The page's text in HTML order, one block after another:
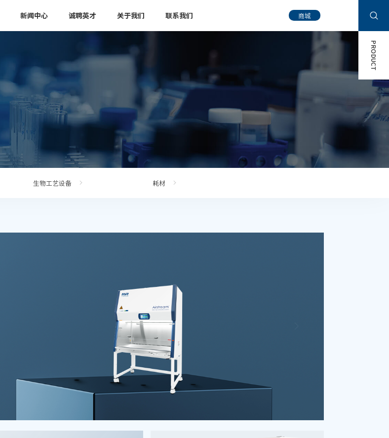
新闻中心 诚聘英才 关于我们 联系我们 商城
PRODUCT
生物工艺设备 耗材